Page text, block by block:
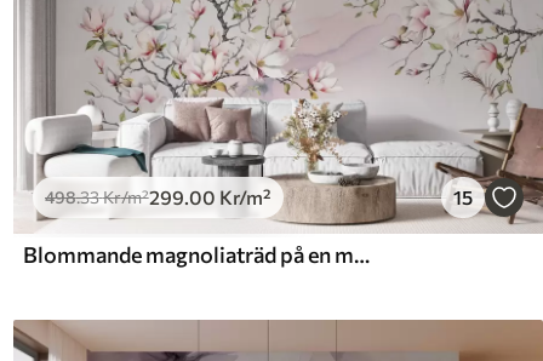
498.33Kr/m²299.00 Kr/m² 15
Blommande magnoliaträd på en marmorbakgrund